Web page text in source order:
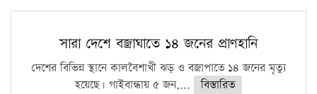
সারা দেশে বজ্রাঘাতে ১৪ জনের প্রাণহানি
দেশের বিভিন্ন স্থানে কালবৈশাখী ঝড় ও বজ্রাপাতে ১৪ জনের মৃত্যু
হয়েছে। গাইবান্ধায় ৫ জন,...
বিস্তারিত